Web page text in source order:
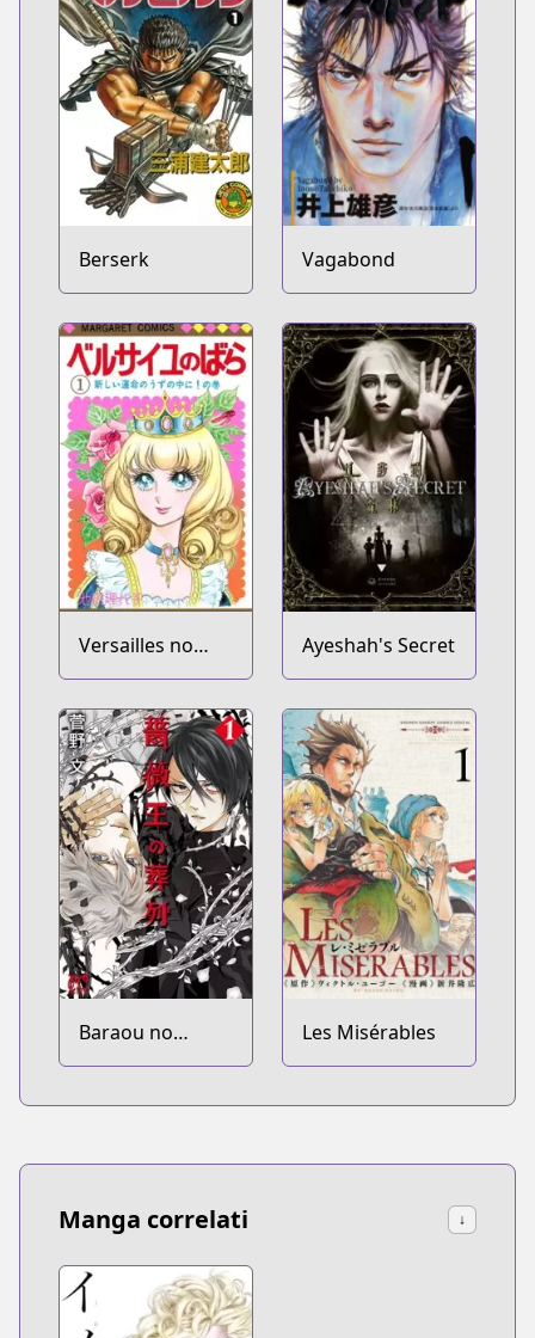
Berserk Vagabond
Versailles no
Bara
Ayeshah's Secret
Baraou no
Souretsu
Les Misérables
Manga correlati ↓